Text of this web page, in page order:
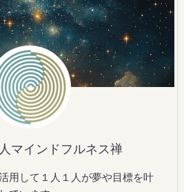
マインドフルネス禅
用して１人１人が夢や目標を叶